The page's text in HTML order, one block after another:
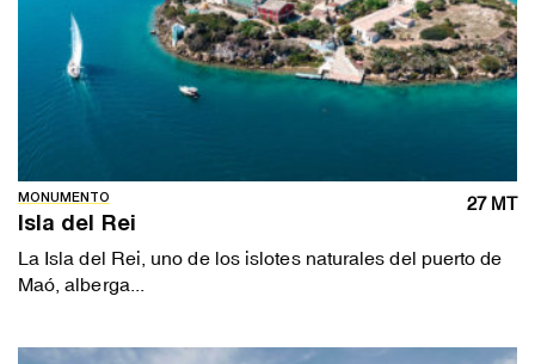
MONUMENTO 27 MT
Isla del Rei
La Isla del Rei, uno de los islotes naturales del puerto de
Maó, alberga...